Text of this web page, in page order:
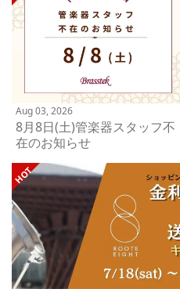
Aug 03, 2026
8月8日(土)管楽器スタッフ不
在のお知らせ